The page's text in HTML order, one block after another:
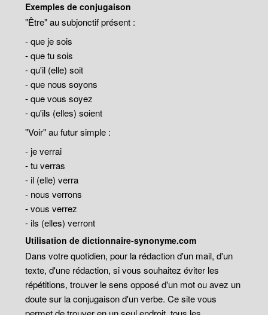
Exemples de conjugaison
"Être" au subjonctif présent :
- que je sois
- que tu sois
- qu'il (elle) soit
- que nous soyons
- que vous soyez
- qu'ils (elles) soient
"Voir" au futur simple :
- je verrai
- tu verras
- il (elle) verra
- nous verrons
- vous verrez
- ils (elles) verront
Utilisation de dictionnaire-synonyme.com
Dans votre quotidien, pour la rédaction d'un mail, d'un
texte, d'une rédaction, si vous souhaitez éviter les
répétitions, trouver le sens opposé d'un mot ou avez un
doute sur la conjugaison d'un verbe. Ce site vous